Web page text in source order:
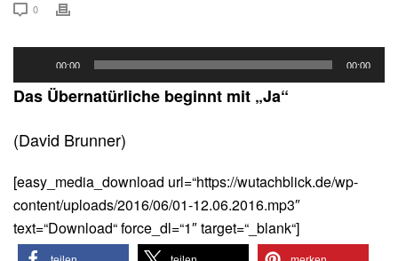
0
Player
00:00 00:00
Das Übernatürliche beginnt mit „Ja“
(David Brunner)
[easy_media_download url=“https://wutachblick.de/wp-
content/uploads/2016/06/01-12.06.2016.mp3″
text=“Download“ force_dl=“1″ target=“_blank“]